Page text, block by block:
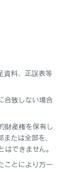
資料、正誤表等
合致しない場合
財産権を保有し
たは全部を、
できません。
ことにより万一